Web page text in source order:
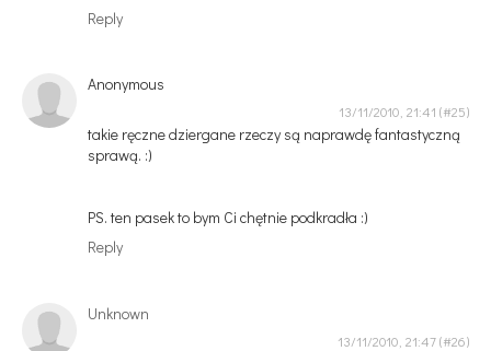
Reply
Anonymous
13/11/2010, 21:41
takie ręczne dziergane rzeczy są naprawdę fantastyczną
sprawą. :)
PS. ten pasek to bym Ci chętnie podkradła :)
Reply
Unknown
13/11/2010, 21:47